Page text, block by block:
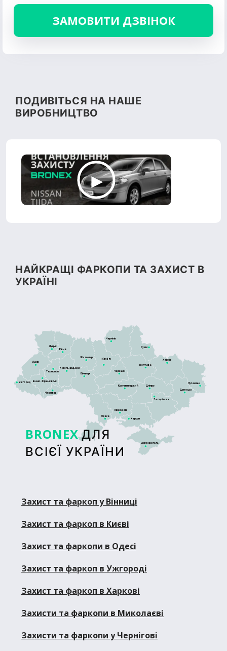
ПОДИВІТЬСЯ НА НАШЕ
ВИРОБНИЦТВО
НАЙКРАЩІ ФАРКОПИ ТА ЗАХИСТ В
УКРАЇНІ
BRONEX ДЛЯ
ВСІЄЇ УКРАЇНИ
Сімферополь
Луцьк
Київ
Житомир
Тернопіль
Рівне
Львів
Дніпро
Кропивницький
Харків
Полтава
Черкаси
Суми
Чернігів
Запоріжжя
Херсон
Донецьк
Луганськ
Ужгород
Чернівці
Вінниця
Хмельницький
Івано-Франківськ
Миколаїв
Одеса
Захист та фаркоп у Вінниці
Захист та фаркоп в Києві
Захист та фаркопи в Одесі
Захист та фаркоп в Ужгороді
Захист та фаркоп в Харкові
Захисти та фаркопи в Миколаєві
Захисти та фаркопи у Чернігові